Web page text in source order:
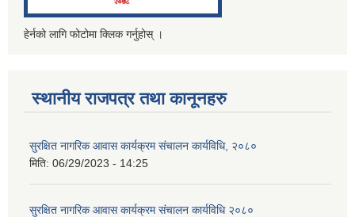
हेर्नको लागि फोटोमा क्लिक गर्नुहोस् ।
स्थानीय राजपत्र तथा कानूनहरु
सुरक्षित नागरिक आवास कार्यक्रम संचालन कार्यविधि, २०८०
मिति: 06/29/2023 - 14:25
सुरक्षित नागरिक आवास कार्यक्रम संचालन कार्यविधि २०८०